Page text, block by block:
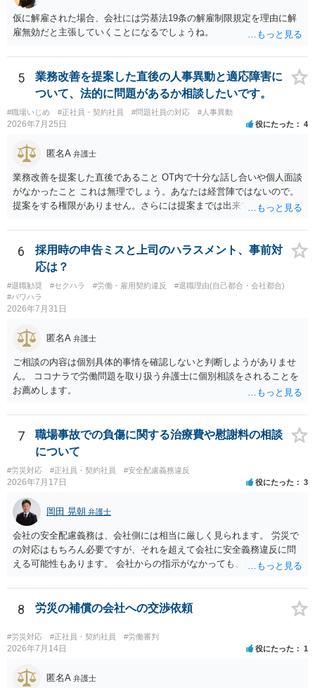
らない可能性があります。）。
仮に解雇された場合、会社には労基法19条の解雇制限規定を理由に解
雇無効だと主張していくことになるでしょうね。
5
業務改善を提案した直後の人事異動と適応障害に
ついて、法的に問題があるか相談したいです。
#職場いじめ #正社員・契約社員 #問題社員の対応 #人事異動
2026年7月25日 役にたった 4
匿名A 弁護士
業務改善を提案した直後であること OT内で十分な話し合いや個人面談
がなかったこと これは無理でしょう。あなたは経営陣ではないので。
提案をする権限がありません。さらには提案までは出来ても、会社が
況を報告する義務もありません。 権限がないことをして、相手が応じ
ないのは当然で、それで適応障害になっても、そもそも相手は適法で
すので、対応は難しいでしょう。
6
採用時の申告ミスと上司のハラスメント、事前対
応は？
#退職勧奨 #セクハラ #労働・雇用契約違反
#退職理由(自己都合・会社都合)
#パワハラ
2026年7月31日
匿名A 弁護士
ご相談の内容は個別具体的事情を確認しないと判断しようがありませ
ん。 ココナラで労働問題を取り扱う弁護士に個別相談をされることを
お薦めします。
7
職場事故での負傷に関する治療費や慰謝料の相談
について
#労災対応 #正社員・契約社員 #安全配慮義務違反
2026年7月17日 役にたった 3
岡田 晃朝 弁護士
会社の安全配慮義務は、会社側には相当に厳しく見られます。 労災で
の対応はもちろん必要ですが、それを超えて会社に安全義務違反に問
える可能性もあります。 会社からの指示がなかっても、逆に危険な作
実地指導をしていないことが問題になった事例もあります。ですの
で、指示が無ければ免責されるわけではありません。責任追及の交渉
8 労災の補償の会社への交渉依頼
#労災対応 #正社員・契約社員 #労働審判
2026年7月14日 役にたった 1
匿名A 弁護士